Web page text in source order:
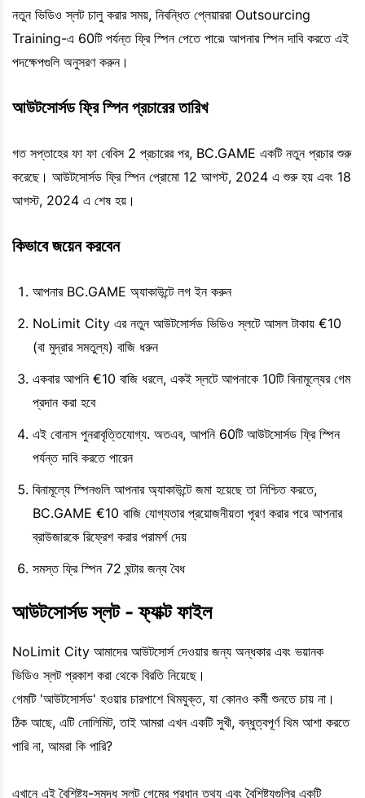
নতুন ভিডিও স্লট চালু করার সময়, নিবন্ধিত প্লেয়াররা Outsourcing
Training-এ 60টি পর্যন্ত ফ্রি স্পিন পেতে পারে৷ আপনার স্পিন দাবি করতে এই
পদক্ষেপগুলি অনুসরণ করুন।
আউটসোর্সড ফ্রি স্পিন প্রচারের তারিখ
গত সপ্তাহের ফা ফা বেবিস 2 প্রচারের পর, BC.GAME একটি নতুন প্রচার শুরু
করেছে। আউটসোর্সড ফ্রি স্পিন প্রোমো 12 আগস্ট, 2024 এ শুরু হয় এবং 18
আগস্ট, 2024 এ শেষ হয়।
কিভাবে জয়েন করবেন
আপনার BC.GAME অ্যাকাউন্টে লগ ইন করুন
NoLimit City এর নতুন আউটসোর্সড ভিডিও স্লটে আসল টাকায় €10
(বা মুদ্রার সমতুল্য) বাজি ধরুন
একবার আপনি €10 বাজি ধরলে, একই স্লটে আপনাকে 10টি বিনামূল্যের গেম
প্রদান করা হবে
এই বোনাস পুনরাবৃত্তিযোগ্য. অতএব, আপনি 60টি আউটসোর্সড ফ্রি স্পিন
পর্যন্ত দাবি করতে পারেন
বিনামূল্যে স্পিনগুলি আপনার অ্যাকাউন্টে জমা হয়েছে তা নিশ্চিত করতে,
BC.GAME €10 বাজি যোগ্যতার প্রয়োজনীয়তা পূরণ করার পরে আপনার
ব্রাউজারকে রিফ্রেশ করার পরামর্শ দেয়
সমস্ত ফ্রি স্পিন 72 ঘন্টার জন্য বৈধ
আউটসোর্সড স্লট - ফ্যাক্ট ফাইল
NoLimit City আমাদের আউটসোর্স দেওয়ার জন্য অন্ধকার এবং ভয়ানক
ভিডিও স্লট প্রকাশ করা থেকে বিরতি নিয়েছে।
গেমটি 'আউটসোর্সড' হওয়ার চারপাশে থিমযুক্ত, যা কোনও কর্মী শুনতে চায় না।
ঠিক আছে, এটি নোলিমিট, তাই আমরা এখন একটি সুখী, বন্ধুত্বপূর্ণ থিম আশা করতে
পারি না, আমরা কি পারি?
এখানে এই বৈশিষ্ট্য-সমৃদ্ধ স্লট গেমের প্রধান তথ্য এবং বৈশিষ্ট্যগুলির একটি